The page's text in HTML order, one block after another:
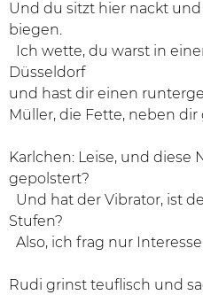
Und du sitzt hier nackt
biegen.
Ich wette, du warst in
Düsseldorf
und hast dir einen
Müller, die Fette, neben
Karlchen: Leise, und diese
gepolstert?
Und hat der Vibrator, ist
Stufen?
Also, ich frag nur
Rudi grinst teuflisch und